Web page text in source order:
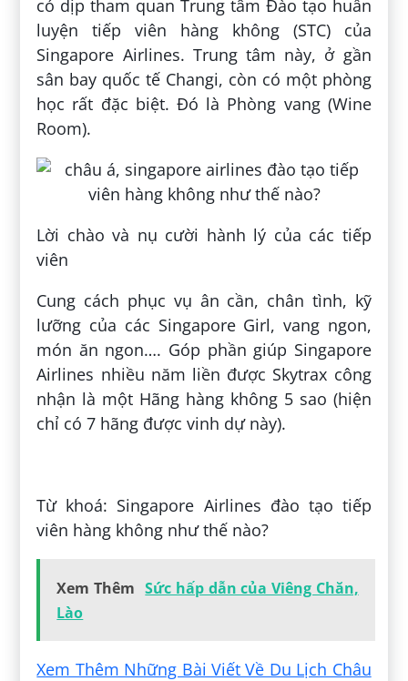
có dịp tham quan Trung tâm Đào tạo huấn
luyện tiếp viên hàng không (STC) của
Singapore Airlines. Trung tâm này, ở gần
sân bay quốc tế Changi, còn có một phòng
học rất đặc biệt. Đó là Phòng vang (Wine
Room).
Lời chào và nụ cười hành lý của các tiếp
viên
Cung cách phục vụ ân cần, chân tình, kỹ
lưỡng của các Singapore Girl, vang ngon,
món ăn ngon…. Góp phần giúp Singapore
Airlines nhiều năm liền được Skytrax công
nhận là một Hãng hàng không 5 sao (hiện
chỉ có 7 hãng được vinh dự này).
Từ khoá: Singapore Airlines đào tạo tiếp
viên hàng không như thế nào?
Xem Thêm Sức hấp dẫn của Viêng Chăn,
Lào
Xem Thêm Những Bài Viết Về Du Lịch Châu